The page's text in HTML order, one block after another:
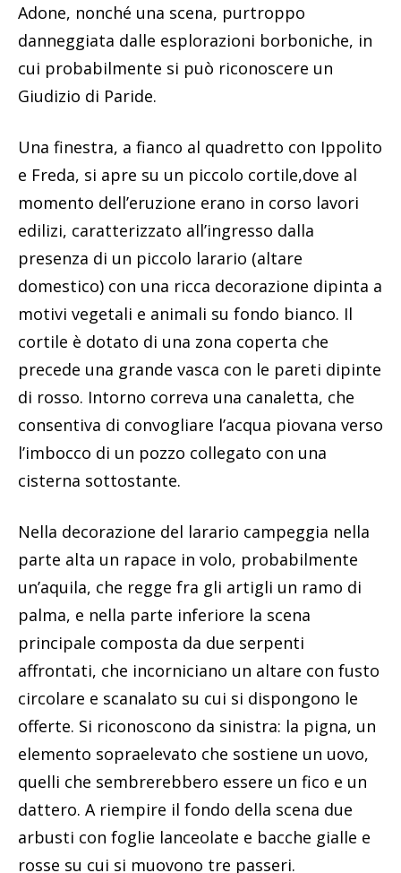
Adone, nonché una scena, purtroppo
danneggiata dalle esplorazioni borboniche, in
cui probabilmente si può riconoscere un
Giudizio di Paride.
Una finestra, a fianco al quadretto con Ippolito
e Freda, si apre su un piccolo cortile,dove al
momento dell’eruzione erano in corso lavori
edilizi, caratterizzato all’ingresso dalla
presenza di un piccolo larario (altare
domestico) con una ricca decorazione dipinta a
motivi vegetali e animali su fondo bianco. Il
cortile è dotato di una zona coperta che
precede una grande vasca con le pareti dipinte
di rosso. Intorno correva una canaletta, che
consentiva di convogliare l’acqua piovana verso
l’imbocco di un pozzo collegato con una
cisterna sottostante.
Nella decorazione del larario campeggia nella
parte alta un rapace in volo, probabilmente
un’aquila, che regge fra gli artigli un ramo di
palma, e nella parte inferiore la scena
principale composta da due serpenti
affrontati, che incorniciano un altare con fusto
circolare e scanalato su cui si dispongono le
offerte. Si riconoscono da sinistra: la pigna, un
elemento sopraelevato che sostiene un uovo,
quelli che sembrerebbero essere un fico e un
dattero. A riempire il fondo della scena due
arbusti con foglie lanceolate e bacche gialle e
rosse su cui si muovono tre passeri.